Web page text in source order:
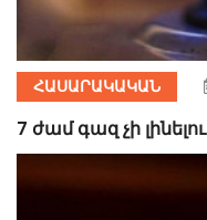
ՀԱՍԱՐԱԿԱԿԱՆ
7 ժամ գազ չի լինելու